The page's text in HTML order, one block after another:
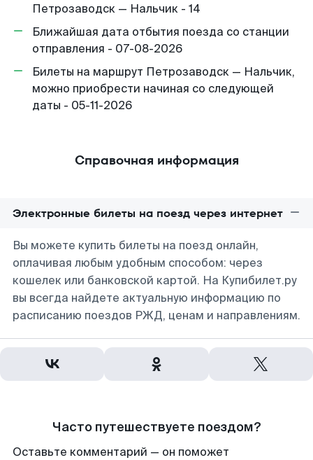
Петрозаводск — Нальчик - 14
Ближайшая дата отбытия поезда со станции
отправления - 07-08-2026
Билеты на маршрут Петрозаводск — Нальчик,
можно приобрести начиная со следующей
даты - 05-11-2026
Справочная информация
Электронные билеты на поезд через интернет
Вы можете купить билеты на поезд онлайн,
оплачивая любым удобным способом: через
кошелек или банковской картой. На Купибилет.ру
вы всегда найдете актуальную информацию по
расписанию поездов РЖД, ценам и направлениям.
Часто путешествуете поездом?
Оставьте комментарий — он поможет